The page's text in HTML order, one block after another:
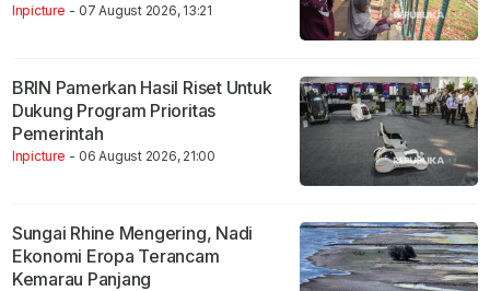
Inpicture - 07 August 2026, 13:21
BRIN Pamerkan Hasil Riset Untuk
Dukung Program Prioritas
Pemerintah
Inpicture - 06 August 2026, 21:00
Sungai Rhine Mengering, Nadi
Ekonomi Eropa Terancam
Kemarau Panjang